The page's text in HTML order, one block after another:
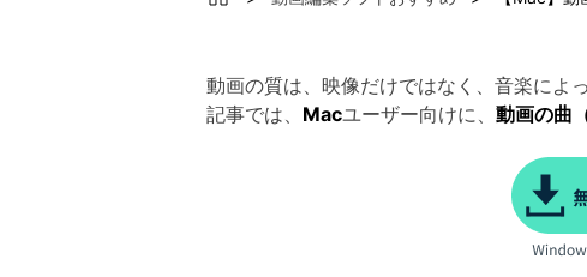
動画の質は、映像だけではなく、音楽によ
記事では、 Macユーザー向けに、 動画の曲